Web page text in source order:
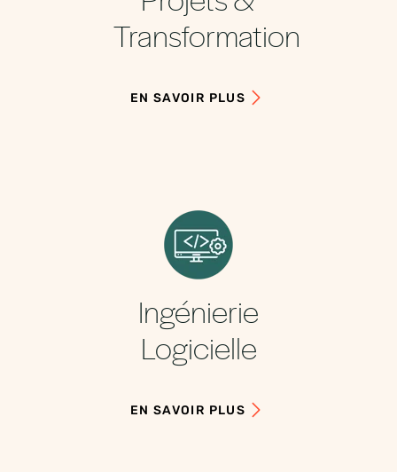
Transformation
EN SAVOIR PLUS
Ingénierie
Logicielle
EN SAVOIR PLUS